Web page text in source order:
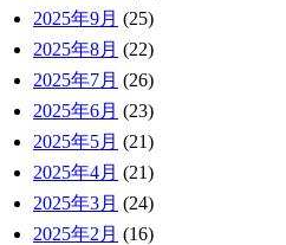
2025年9月 (25)
2025年8月 (22)
2025年7月 (26)
2025年6月 (23)
2025年5月 (21)
2025年4月 (21)
2025年3月 (24)
2025年2月 (16)